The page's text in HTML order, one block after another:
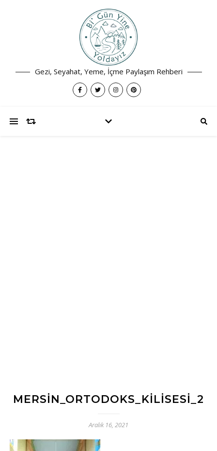
Gezi, Seyahat, Yeme, İçme Paylaşım Rehberi
MERSIN_ORTODOKS_KILISESI_2
Aralık 16, 2021